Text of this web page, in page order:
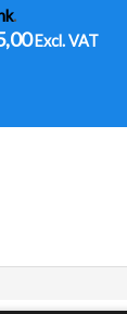
.
Excl. VAT